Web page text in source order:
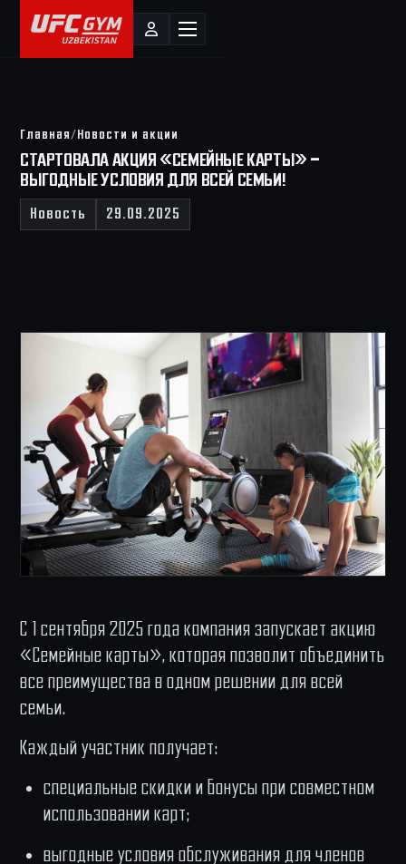
Главная / Новости и акции
СТАРТОВАЛА АКЦИЯ «СЕМЕЙНЫЕ КАРТЫ» —
ВЫГОДНЫЕ УСЛОВИЯ ДЛЯ ВСЕЙ СЕМЬИ!
Новость 29.09.2025
С 1 сентября 2025 года компания запускает акцию
«Семейные карты», которая позволит объединить
все преимущества в одном решении для всей
семьи.
Каждый участник получает:
специальные скидки и бонусы при совместном
использовании карт;
выгодные условия обслуживания для членов